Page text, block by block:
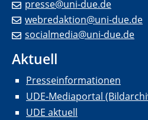
presse@uni-due.de
webredaktion@uni-due.de
socialmedia@uni-due.de
Aktuell
Presseinformationen
UDE-Mediaportal
UDE aktuell